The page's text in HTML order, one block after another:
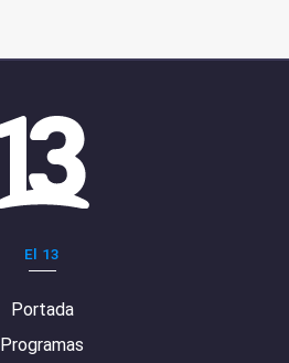
El 13
Portada
Programas